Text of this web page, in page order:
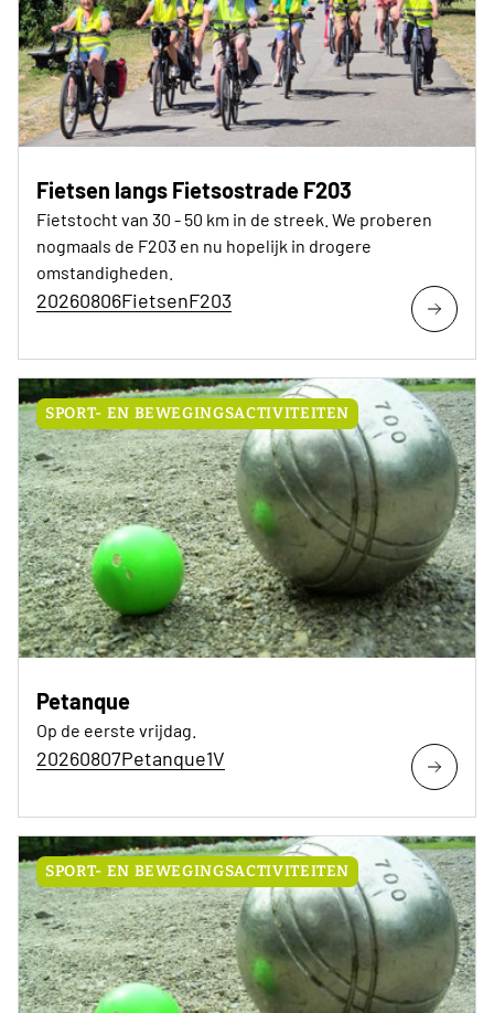
Fietsen langs Fietsostrade F203
Fietstocht van 30 - 50 km in de streek. We proberen
nogmaals de F203 en nu hopelijk in drogere
omstandigheden.
20260806FietsenF203
SPORT- EN BEWEGINGSACTIVITEITEN
Petanque
Op de eerste vrijdag.
20260807Petanque1V
SPORT- EN BEWEGINGSACTIVITEITEN